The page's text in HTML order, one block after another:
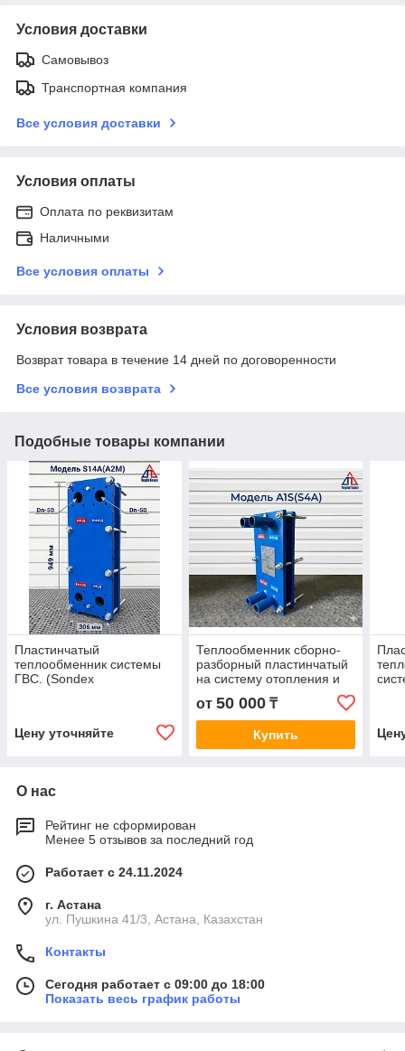
Условия доставки
Самовывоз
Транспортная компания
Все условия доставки
Условия оплаты
Оплата по реквизитам
Наличными
Все условия оплаты
Условия возврата
Возврат товара в течение 14 дней по договоренности
Все условия возврата
Подобные товары компании
Пластинчатый
теплообменник системы
ГВС. (Sondex
Цену уточняйте
Теплообменник сборно-
разборный пластинчатый
на систему отопления и
ГВС. Марки A1S (S4) и
комплектующие
от 50 000₸
Купить
О нас
Рейтинг не сформирован
Менее 5 отзывов за последний год
Работает с 24.11.2024
г. Астана
ул. Пушкина 41/3, Астана, Казахстан
Контакты
Сегодня работает с 09:00 до 18:00
Показать весь график работы